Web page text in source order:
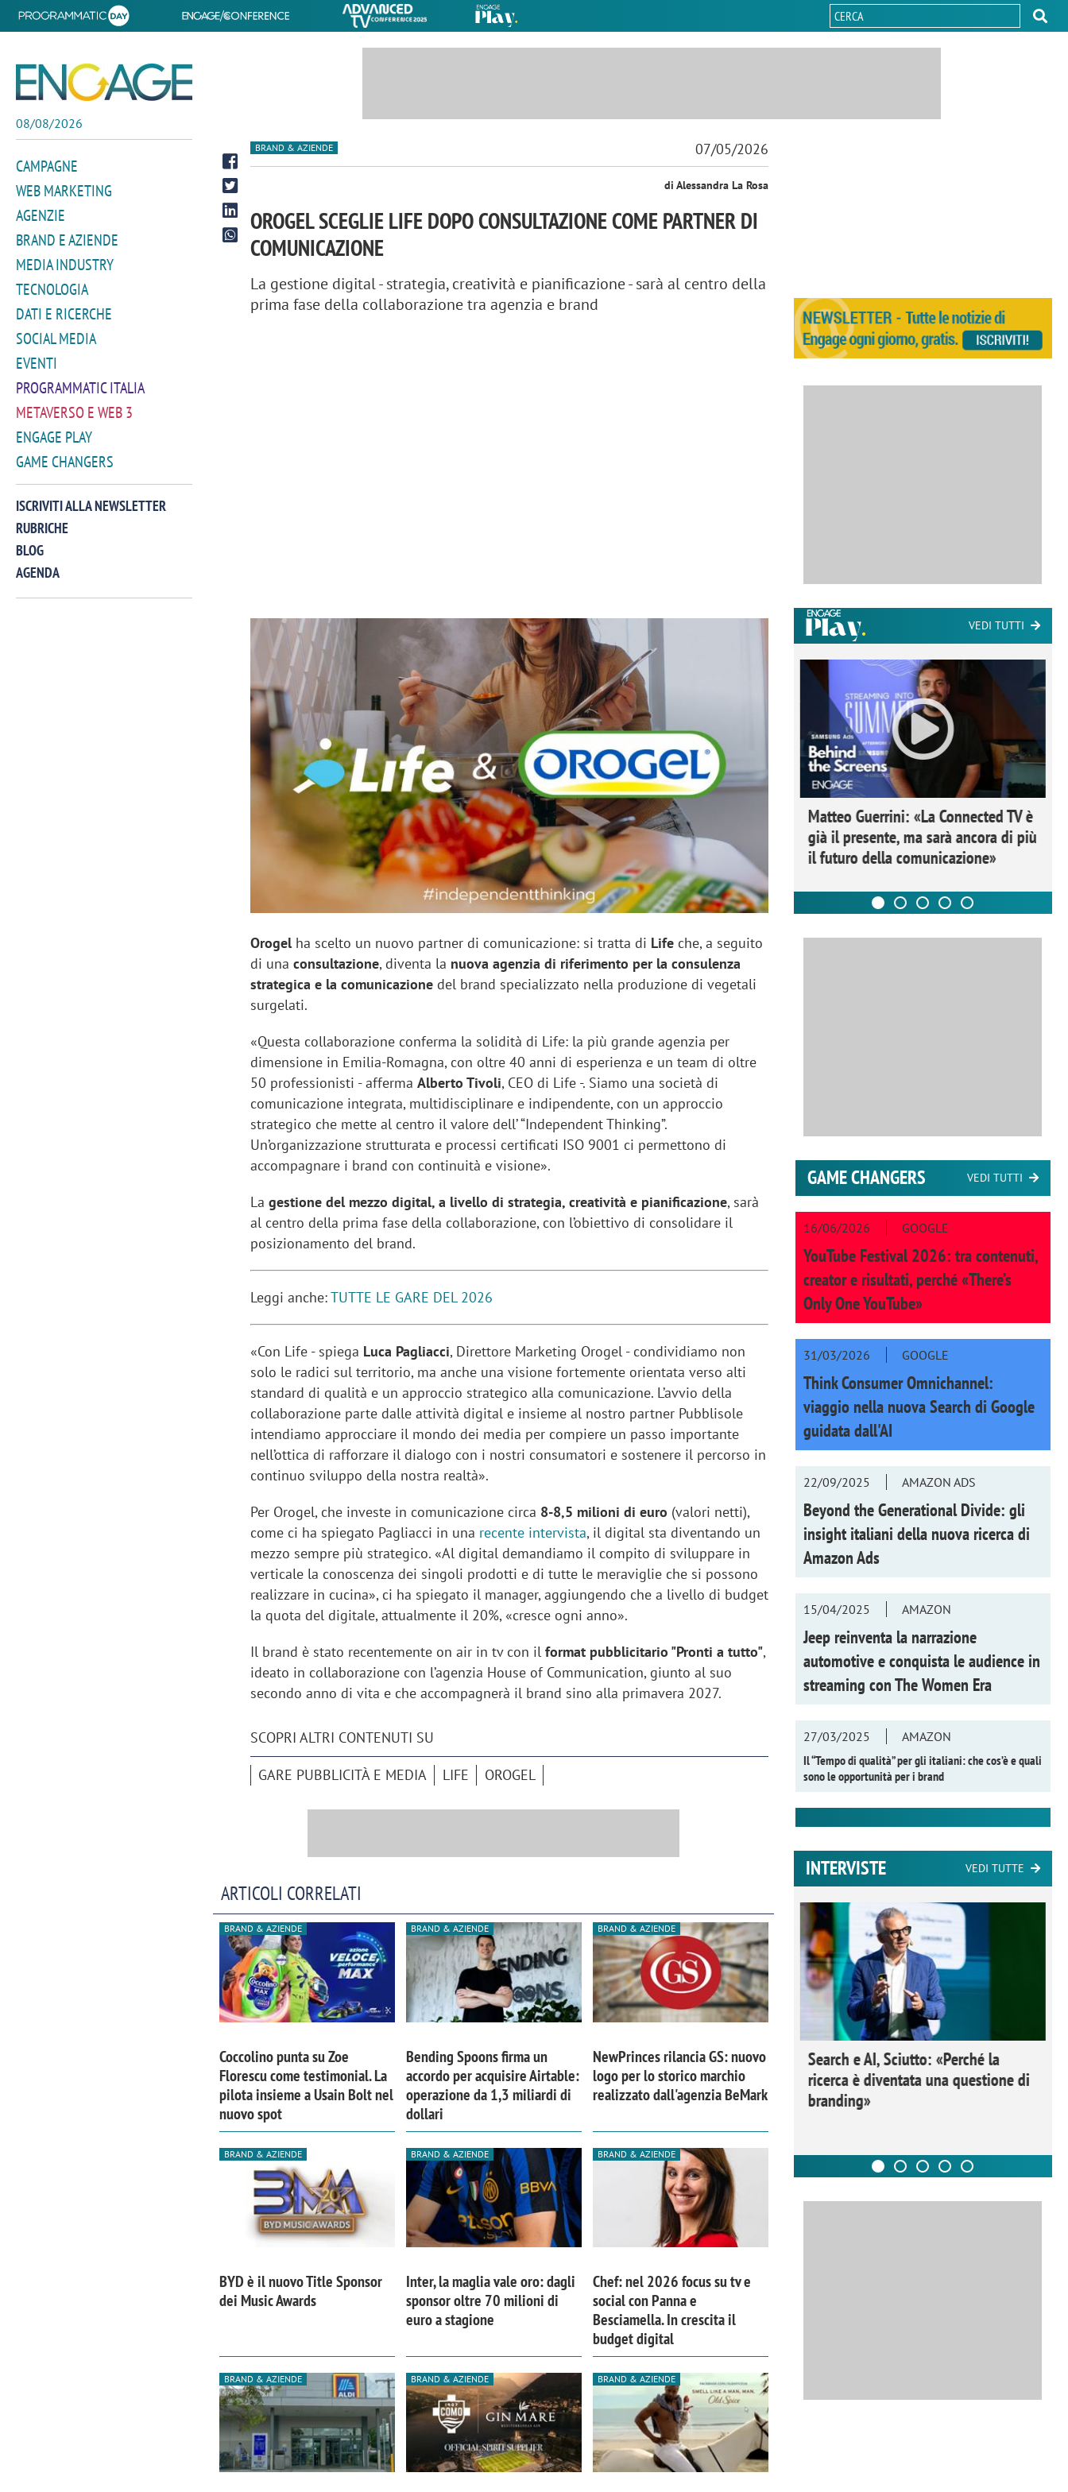
08/08/2026
CAMPAGNE
WEB MARKETING
AGENZIE
BRAND E AZIENDE
MEDIA INDUSTRY
TECNOLOGIA
DATI E RICERCHE
SOCIAL MEDIA
EVENTI
PROGRAMMATIC ITALIA
METAVERSO E WEB 3
ENGAGE PLAY
GAME CHANGERS
ISCRIVITI ALLA NEWSLETTER
RUBRICHE
BLOG
AGENDA
BRAND & AZIENDE 07/05/2026
di Alessandra La Rosa
OROGEL SCEGLIE LIFE DOPO CONSULTAZIONE COME PARTNER DI
COMUNICAZIONE
La gestione digital - strategia, creatività e pianificazione - sarà al centro della
prima fase della collaborazione tra agenzia e brand
Orogelha scelto un nuovo partner di comunicazione: si tratta di Life che, a seguito
di unaconsultazione, diventa la nuova agenzia di riferimento per la consulenza
strategica e la comunicazione del brand specializzato nella produzione di vegetali
surgelati.
«Questa collaborazione conferma la solidità di Life: la più grande agenzia per
dimensione in Emilia-Romagna, con oltre 40 anni di esperienza e un team di oltre
50 professionisti - affermaAlberto Tivoli, CEO di Life -. Siamo una società di
comunicazione integrata, multidisciplinare e indipendente, con un approccio
strategico che mette al centro il valore dell’ “Independent Thinking”.
Un’organizzazione strutturata e processi certificati ISO 9001 ci permettono di
accompagnare i brand con continuità e visione».
Lagestione del mezzo digital, a livello di strategia, creatività e pianificazione, sarà
al centro della prima fase della collaborazione, con l’obiettivo di consolidare il
posizionamento del brand.
Leggi anche:TUTTE LE GARE DEL 2026
«Con Life - spiega Luca Pagliacci, Direttore Marketing Orogel - condividiamo non
solo le radici sul territorio, ma anche una visione fortemente orientata verso alti
standard di qualità e un approccio strategico alla comunicazione. L’avvio della
collaborazione parte dalle attività digital e insieme al nostro partner Pubblisole
intendiamo approcciare il mondo dei media per compiere un passo importante
nell’ottica di rafforzare il dialogo con i nostri consumatori e sostenere il percorso in
continuo sviluppo della nostra realtà».
Per Orogel, che investe in comunicazione circa 8-8,5 milioni di euro (valori netti),
come ci ha spiegato Pagliacci in una recente intervista, il digital sta diventando un
mezzo sempre più strategico. «Al digital demandiamo il compito di sviluppare in
verticale la conoscenza dei singoli prodotti e di tutte le meraviglie che si possono
realizzare in cucina», ci ha spiegato il manager, aggiungendo che a livello di budget
la quota del digitale, attualmente il 20%, «cresce ogni anno».
Il brand è stato recentemente on air in tv con ilformat pubblicitario "Pronti a tutto",
ideato in collaborazione con l’agenzia House of Communication, giunto al suo
secondo anno di vita e che accompagnerà il brand sino alla primavera 2027.
SCOPRI ALTRI CONTENUTI SU
GARE PUBBLICITÀ E MEDIA LIFE OROGEL
ARTICOLI CORRELATI
BRAND & AZIENDE
Coccolino punta su Zoe
Florescu come testimonial. La
pilota insieme a Usain Bolt nel
nuovo spot
BRAND & AZIENDE
Bending Spoons firma un
accordo per acquisire Airtable:
operazione da 1,3 miliardi di
dollari
BRAND & AZIENDE
NewPrinces rilancia GS: nuovo
logo per lo storico marchio
realizzato dall'agenzia BeMark
BRAND & AZIENDE
BYD è il nuovo Title Sponsor
dei Music Awards
BRAND & AZIENDE
Inter, la maglia vale oro: dagli
sponsor oltre 70 milioni di
euro a stagione
BRAND & AZIENDE
Chef: nel 2026 focus su tv e
social con Panna e
Besciamella. In crescita il
budget digital
BRAND & AZIENDE BRAND & AZIENDE BRAND & AZIENDE
VEDI TUTTI
Perez, Samsung Ads: «L'Italia è un
mercato strategico e continuerà a
crescere»
Networking agli eventi: come la
startup Kicè punta a eliminare lo
"spreco di relazioni"
Matteo Guerrini: «La Connected TV è
già il presente, ma sarà ancora di più
il futuro della comunicazione»
GAME CHANGERS VEDI TUTTI
16/06/2026 GOOGLE
YouTube Festival 2026: tra contenuti,
creator e risultati, perché «There’s
Only One YouTube»
31/03/2026 GOOGLE
Think Consumer Omnichannel:
viaggio nella nuova Search di Google
guidata dall'AI
22/09/2025 AMAZON ADS
Beyond the Generational Divide: gli
insight italiani della nuova ricerca di
Amazon Ads
15/04/2025 AMAZON
Jeep reinventa la narrazione
automotive e conquista le audience in
streaming conThe Women Era
27/03/2025
AMAZON
Il “Tempo di qualità” per gli italiani: che cos’è e quali
sono le opportunità per i brand
INTERVISTE VEDI TUTTE
comunicazione crea un brand food:
«Marketing e prodotto devono
Emanuele Viora di Deloitte Digital:
«La creatività resta centrale, l’AI deve
amplificare il talento»
Ricerche di mercato. Neri, Ipsos
Doxa: «Non basta più descrivere i
fenomeni: bisogna comprenderli e
Search e AI, Sciutto: «Perché la
ricerca è diventata una questione di
branding»